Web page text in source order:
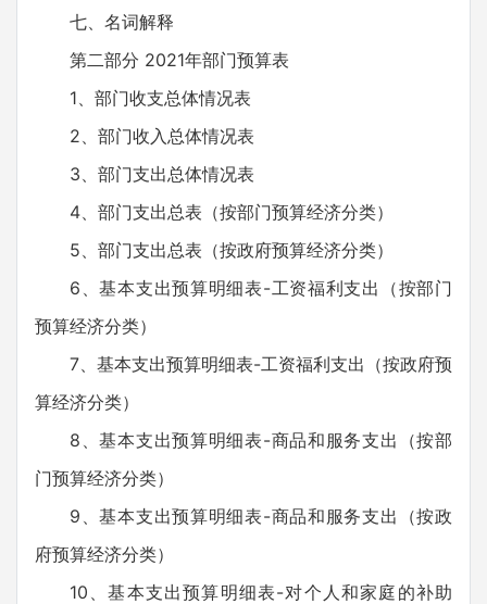
七、名词解释
第二部分 2021年部门预算表
1、部门收支总体情况表
2、部门收入总体情况表
3、部门支出总体情况表
4、部门支出总表（按部门预算经济分类）
5、部门支出总表（按政府预算经济分类）
6、基本支出预算明细表-工资福利支出（按部门
预算经济分类）
7、基本支出预算明细表-工资福利支出（按政府预
算经济分类）
8、基本支出预算明细表-商品和服务支出（按部
门预算经济分类）
9、基本支出预算明细表-商品和服务支出（按政
府预算经济分类）
10、基本支出预算明细表-对个人和家庭的补助